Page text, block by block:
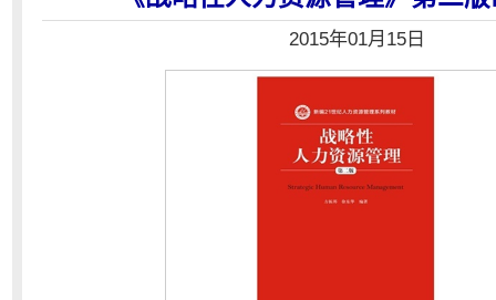
2015年01月15日